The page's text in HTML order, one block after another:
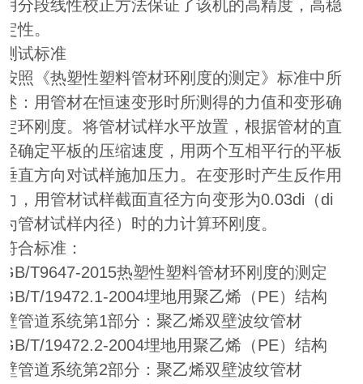
用分段线性校正方法保证了该机的高精度，高稳
定性。
测试标准
按照《热塑性塑料管材环刚度的测定》标准中所
述：用管材在恒速变形时所测得的力值和变形确
定环刚度。将管材试样水平放置，根据管材的直
径确定平板的压缩速度，用两个互相平行的平板
垂直方向对试样施加压力。在变形时产生反作用
力，用管材试样截面直径方向变形为0.03di（di
为管材试样内径）时的力计算环刚度。
符合标准：
GB/T9647-2015热塑性塑料管材环刚度的测定
GB/T/19472.1-2004埋地用聚乙烯（PE）结构
壁管道系统第1部分：聚乙烯双壁波纹管材
GB/T/19472.2-2004埋地用聚乙烯（PE）结构
壁管道系统第2部分：聚乙烯双壁波纹管材